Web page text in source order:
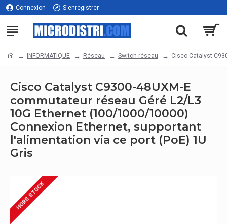
Connexion S'enregistrer
INFORMATIQUE Réseau Switch réseau Cisco Catalyst
Cisco Catalyst C9300-48UXM-E
commutateur réseau Géré L2/L3
10G Ethernet (100/1000/10000)
Connexion Ethernet, supportant
l'alimentation via ce port (PoE) 1U
Gris
HORS STOCK